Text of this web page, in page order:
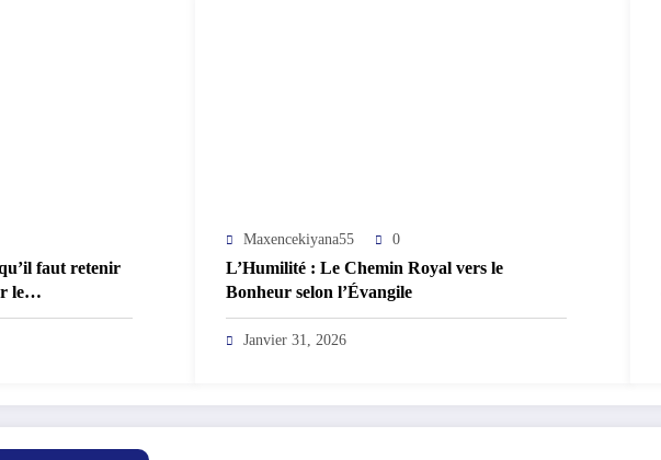
faut retenir
le
(2023)
Maxencekiyana55 0
L’Humilité : Le Chemin Royal vers le
Bonheur selon l’Évangile
Janvier 31, 2026